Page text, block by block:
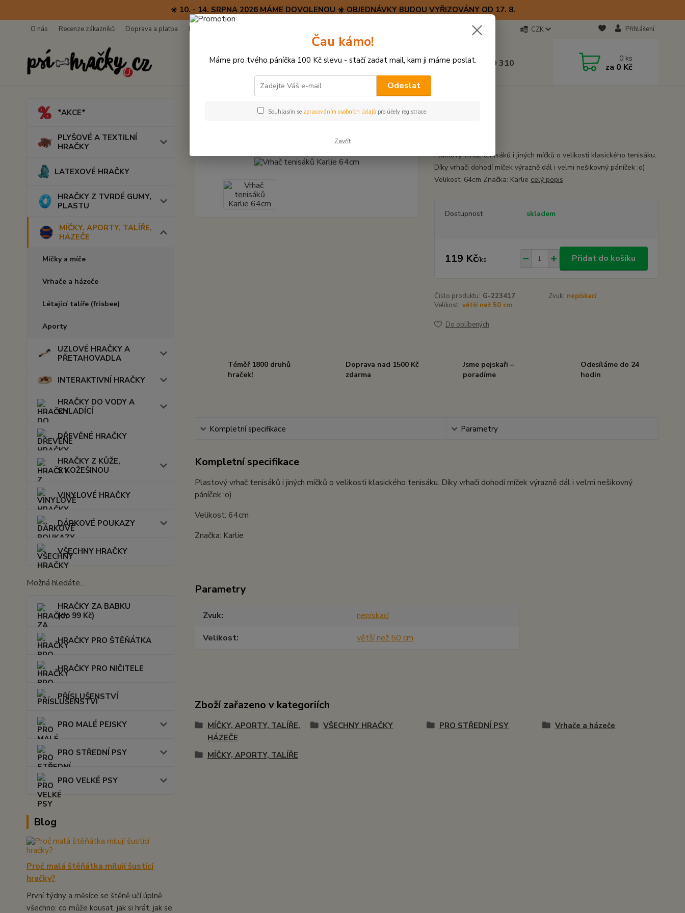
☀️ 10. - 14. SRPNA 2026 MÁME DOVOLENOU ☀️ OBJEDNÁVKY BUDOU VYŘIZOVÁNY OD 17. 8.
O nás Recenze zákazníků Doprava a platba Kontakty CZK Přihlášení
Hledat (+420) 723 770 310 0 ks
za 0 Kč
*AKCE*
PLYŠOVÉ A TEXTILNÍ
HRAČKY
LATEXOVÉ HRAČKY
HRAČKY Z TVRDÉ GUMY,
PLASTU
MÍČKY, APORTY, TALÍŘE,
HÁZEČE
Míčky a míče
Vrhače a házeče
Létající talíře (frisbee)
Aporty
UZLOVÉ HRAČKY A
PŘETAHOVADLA
INTERAKTIVNÍ HRAČKY
HRAČKY DO VODY A
CHLADÍCÍ
DŘEVĚNÉ HRAČKY
HRAČKY Z KŮŽE,
S KOŽEŠINOU
VINYLOVÉ HRAČKY
DÁRKOVÉ POUKAZY
VŠECHNY HRAČKY
Možná hledáte...
HRAČKY ZA BABKU
(do 99 Kč)
HRAČKY PRO ŠTĚŇÁTKA
HRAČKY PRO NIČITELE
PŘÍSLUŠENSTVÍ
PRO MALÉ PEJSKY
PRO STŘEDNÍ PSY
PRO VELKÉ PSY
Blog
Proč malá štěňátka milují šustící
hračky?
První týdny a měsíce se štěně učí úplně
všechno: co může kousat, jak si hrát, jak se
Plastový vrhač tenisáků i jiných míčků o velikosti klasického tenisáku.
Díky vrhači dohodí míček výrazně dál i velmi nešikovný páníček :o)
Velikost: 64cm Značka: Karlie celý popis
Dostupnost skladem
119 Kč/ks Přidat do košíku
Číslo produktu: G-223417 Zvuk: nepískací
Velikost: větší než 50 cm
Do oblíbených
Téměř 1800 druhů
hraček!
Doprava nad 1500 Kč
zdarma
Jsme pejskaři –
poradíme
Odesíláme do 24
hodin
Kompletní specifikace Parametry
Kompletní specifikace
Plastový vrhač tenisáků i jiných míčků o velikosti klasického tenisáku. Díky vrhači dohodí míček výrazně dál i velmi nešikovný
páníček :o)
Velikost: 64cm
Značka: Karlie
Parametry
Zvuk
nepískací
Velikost
větší než 50 cm
Zboží zařazeno v kategoriích
MÍČKY, APORTY, TALÍŘE,
HÁZEČE
VŠECHNY HRAČKY PRO STŘEDNÍ PSY Vrhače a házeče
MÍČKY, APORTY, TALÍŘE
Čau kámo!
Máme pro tvého páníčka 100 Kč slevu - stačí zadat mail, kam ji máme poslat.
Odeslat
Souhlasím se zpracováním osobních údajů pro účely registrace.
Zavřít